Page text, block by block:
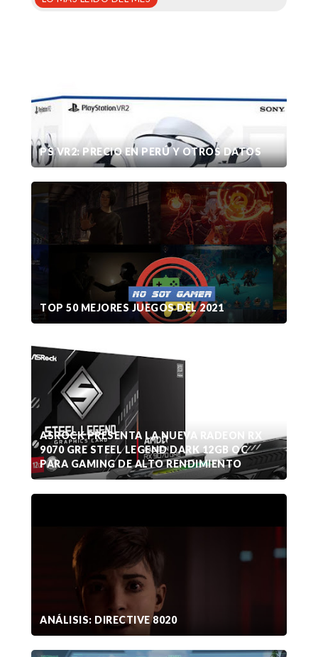
PS VR2: PRECIO EN PERÚ Y OTROS DATOS
TOP 50 MEJORES JUEGOS DEL 2021
ASROCK PRESENTA LA NUEVA RADEON RX
9070 GRE STEEL LEGEND DARK 12GB OC
PARA GAMING DE ALTO RENDIMIENTO
ANÁLISIS: DIRECTIVE 8020